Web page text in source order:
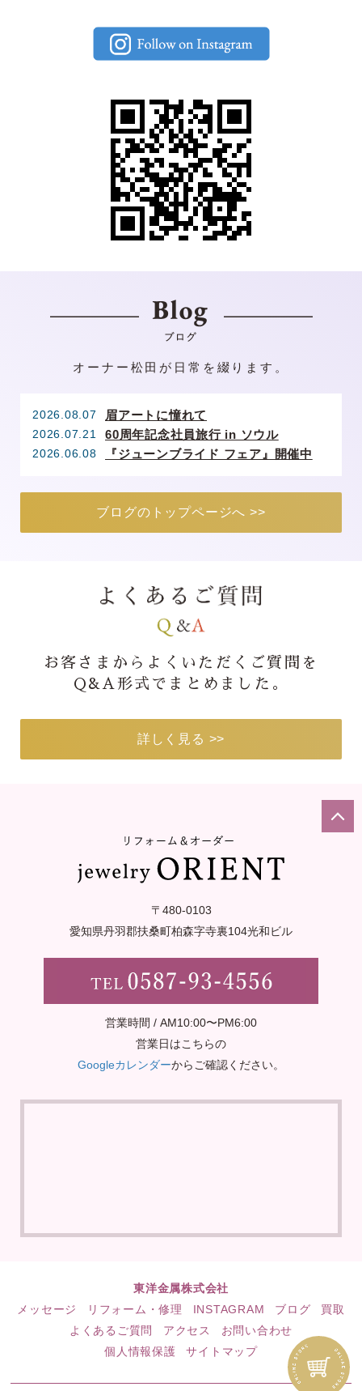
オーナー松田が日常を綴ります。
2026.08.07 眉アートに憧れて
2026.07.21 60周年記念社員旅行 in ソウル
2026.06.08 『ジューンブライド フェア』開催中
ブログのトップページへ >>
お客さまから よくいただくご質問を
Q&A形式でまとめました。
詳しく見る >>
〒480-0103
愛知県丹羽郡扶桑町柏森字寺裏104光和ビル
営業時間 / AM10:00〜PM6:00
営業日はこちらの
Googleカレンダーからご確認ください。
東洋金属株式会社
メッセージ
リフォーム・修理 INSTAGRAM ブログ
買取
よくあるご質問
アクセス
お問い合わせ
個人情報保護
サイトマップ